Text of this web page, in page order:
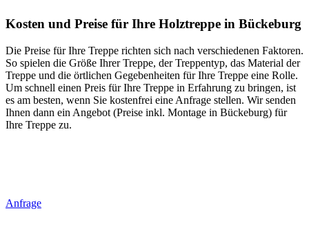
Kosten und Preise für Ihre Holztreppe in Bückeburg
Die Preise für Ihre Treppe richten sich nach verschiedenen Faktoren.
So spielen die Größe Ihrer Treppe, der Treppentyp, das Material der
Treppe und die örtlichen Gegebenheiten für Ihre Treppe eine Rolle.
Um schnell einen Preis für Ihre Treppe in Erfahrung zu bringen, ist
es am besten, wenn Sie kostenfrei eine Anfrage stellen. Wir senden
Ihnen dann ein Angebot (Preise inkl. Montage in Bückeburg) für
Ihre Treppe zu.
Anfrage